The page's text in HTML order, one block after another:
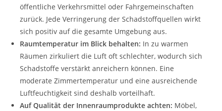
öffentliche Verkehrsmittel oder Fahrgemeinschaften
zurück. Jede Verringerung der Schadstoffquellen wirkt
sich positiv auf die gesamte Umgebung aus.
Raumtemperatur im Blick behalten: In zu warmen
Räumen zirkuliert die Luft oft schlechter, wodurch sich
Schadstoffe verstärkt anreichern können. Eine
moderate Zimmertemperatur und eine ausreichende
Luftfeuchtigkeit sind deshalb vorteilhaft.
Auf Qualität der Innenraumprodukte achten: Möbel,